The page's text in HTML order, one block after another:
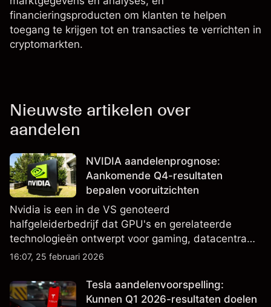
financieringsproducten om klanten te helpen
toegang te krijgen tot en transacties te verrichten in
cryptomarkten.
Nieuwste artikelen over
aandelen
NVIDIA aandelenprognose:
Aankomende Q4-resultaten
bepalen vooruitzichten
Nvidia is een in de VS genoteerd
halfgeleiderbedrijf dat GPU's en gerelateerde
technologieën ontwerpt voor gaming, datacentra
en AI, en is een belangrijke component van
NVDA-koersdoelen en technische analyse.
16:07, 25 februari 2026
Tesla aandelenvoorspelling:
Kunnen Q1 2026-resultaten doelen